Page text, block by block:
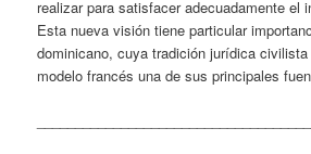
realizar para satisfacer adecuadamente el
Esta nueva visión tiene particular
dominicano, cuya tradición jurídica civilista
modelo francés una de sus principales